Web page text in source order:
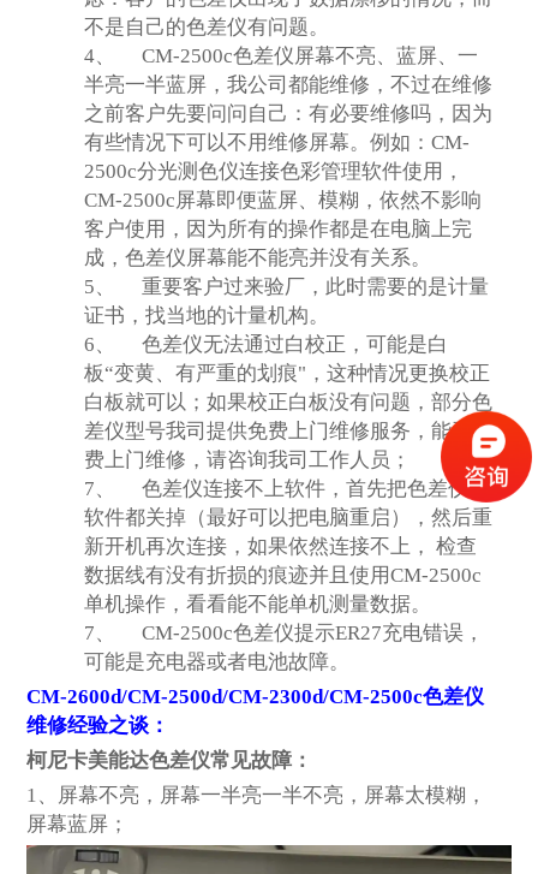
不是自己的色差仪有问题。
4、
CM-2500c色差仪屏幕不亮、蓝屏、一
半亮一半蓝屏，我公司都能维修，不过在维修
之前客户先要问问自己：有必要维修吗，因为
有些情况下可以不用维修屏幕。例如：CM-
2500c分光测色仪连接色彩管理软件使用，
CM-2500c屏幕即便蓝屏、模糊，依然不影响
客户使用，因为所有的操作都是在电脑上完
成，色差仪屏幕能不能亮并没有关系。
5、
重要客户过来验厂，此时需要的是计量
证书，找当地的计量机构。
6、
色差仪无法通过白校正，可能是白
板“变黄、有严重的划痕"，这种情况更换校正
白板就可以；如果校正白板没有问题，部分色
差仪型号我司提供免费上门维修服务，能否免
费上门维修，请咨询我司工作人员；
7、
色差仪连接不上软件，首先把色差仪和
软件都关掉（最好可以把电脑重启），然后重
新开机再次连接，如果依然连接不上， 检查
数据线有没有折损的痕迹并且使用CM-2500c
单机操作，看看能不能单机测量数据。
7、
CM-2500c色差仪提示ER27充电错误，
可能是充电器或者电池故障。
CM-2600d/CM-2500d/CM-2300d/CM-2500c色差仪
维修经验之谈：
柯尼卡美能达色差仪常见故障：
1、屏幕不亮，屏幕一半亮一半不亮，屏幕太模糊，
屏幕蓝屏；